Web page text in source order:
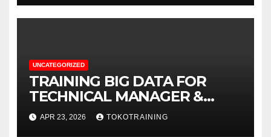
UNCATEGORIZED
TRAINING BIG DATA FOR
TECHNICAL MANAGER &
DECISION MAKERS
APR 23, 2026 TOKOTRAINING